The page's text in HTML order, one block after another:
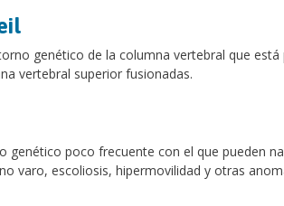
genético de la columna vertebral que
vertebral superior fusionadas.
genético poco frecuente con el que pueden
varo, escoliosis, hipermovilidad y otras